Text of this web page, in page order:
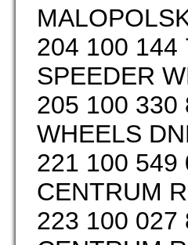
204 100 144
SPEEDER
205 100 330
WHEELS
221 100 549
CENTRUM
223 100 027